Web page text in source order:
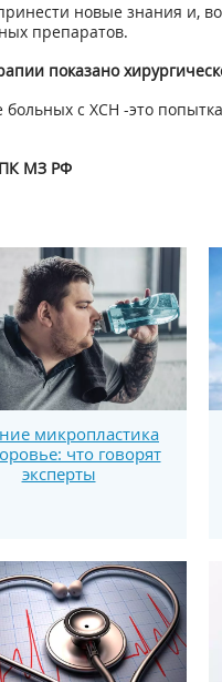
новые знания и,
препаратов.
показано
с ХСН -это
МЗ РФ
микропластика
что говорят
эксперты